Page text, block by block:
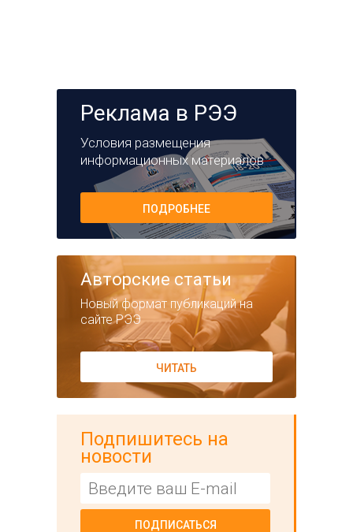
Реклама в РЭЭ
Условия размещения
информационных материалов
ПОДРОБНЕЕ
Авторские статьи
Новый формат публикаций на
сайте РЭЭ
ЧИТАТЬ
Подпишитесь на
новости
ПОДПИСАТЬСЯ